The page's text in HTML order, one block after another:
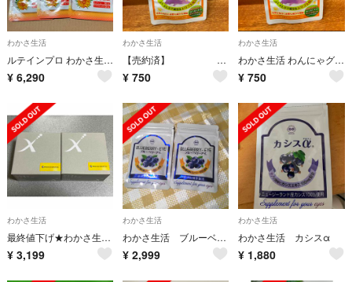
わかさ生活
ルテインプロ わかさ生活 3袋 ♦期限は十分あります。
¥ 6,290
わかさ生活
【売約済】 わかさ生活 わんにゃグル 犬猫 グルコサミン サプリメント
¥ 750
わかさ生活
わかさ生活 わんにゃグル 犬猫用 小型犬なら2か月分
¥ 750
わかさ生活
最終値下げ★わかさ生活☆ビタミンX☆2箱set
¥ 3,199
わかさ生活
わかさ生活 ブルーベリーアイ 2袋セットg
¥ 2,999
わかさ生活
わかさ生活 カシスα
¥ 1,880